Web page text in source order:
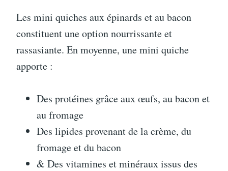
Les mini quiches aux épinards et au bacon
constituent une option nourrissante et
rassasiante. En moyenne, une mini quiche
apporte :
Des protéines grâce aux œufs, au bacon et
au fromage
Des lipides provenant de la crème, du
fromage et du bacon
& Des vitamines et minéraux issus des